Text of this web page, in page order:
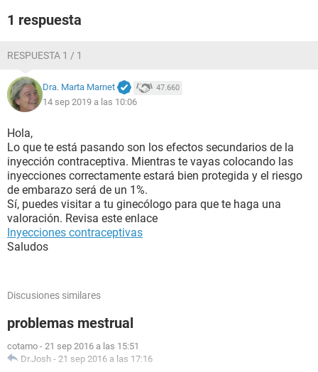
1 respuesta
RESPUESTA 1 / 1
Dra. Marta Marnet 47.660
14 sep 2019 a las 10:06
Hola,
Lo que te está pasando son los efectos secundarios de la
inyección contraceptiva. Mientras te vayas colocando las
inyecciones correctamente estará bien protegida y el riesgo
de embarazo será de un 1%.
Sí, puedes visitar a tu ginecólogo para que te haga una
valoración. Revisa este enlace
Inyecciones contraceptivas
Saludos
Discusiones similares
problemas mestrual
cotamo - 21 sep 2016 a las 15:51
Dr.Josh - 21 sep 2016 a las 17:16